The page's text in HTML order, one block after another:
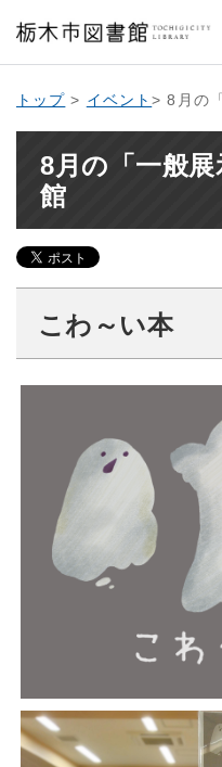
トップ > イベント> 8月の
8月の「一般
館
こわ～い本